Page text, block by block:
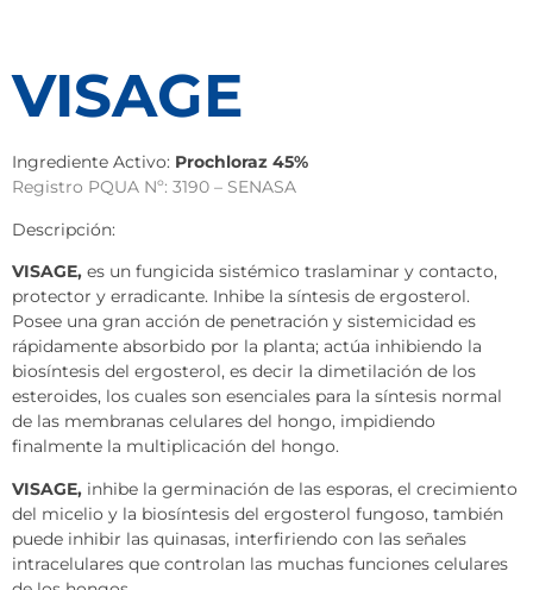
VISAGE
Ingrediente Activo: Prochloraz 45%
Registro PQUA Nº: 3190 – SENASA
Descripción:
VISAGE, es un fungicida sistémico traslaminar y contacto,
protector y erradicante. Inhibe la síntesis de ergosterol.
Posee una gran acción de penetración y sistemicidad es
rápidamente absorbido por la planta; actúa inhibiendo la
biosíntesis del ergosterol, es decir la dimetilación de los
esteroides, los cuales son esenciales para la síntesis normal
de las membranas celulares del hongo, impidiendo
finalmente la multiplicación del hongo.
VISAGE, inhibe la germinación de las esporas, el crecimiento
del micelio y la biosíntesis del ergosterol fungoso, también
puede inhibir las quinasas, interfiriendo con las señales
intracelulares que controlan las muchas funciones celulares